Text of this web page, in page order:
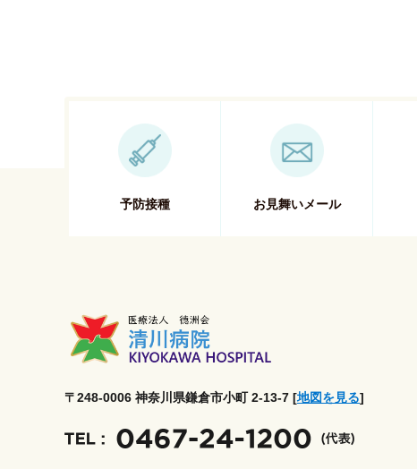
予防接種 お見舞いメール
〒248-0006 神奈川県鎌倉市小町 2-13-7 [地図を見る]